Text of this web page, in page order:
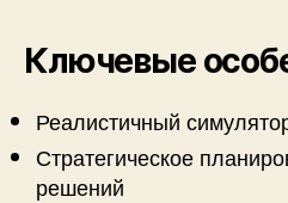
Ключевые
Реалистичный
Стратегическое
решений